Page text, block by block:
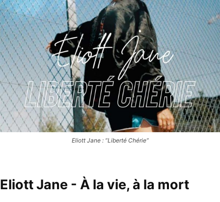
Eliott Jane : “Liberté Chérie”
Eliott Jane - À la vie, à la mort